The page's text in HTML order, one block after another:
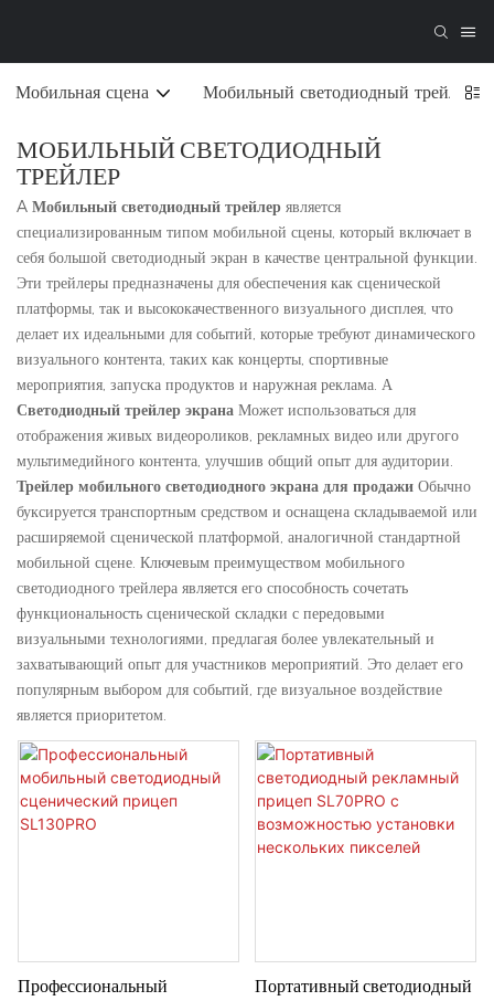
Мобильная сцена Мобильный светодиодный трейлер
МОБИЛЬНЫЙ СВЕТОДИОДНЫЙ
ТРЕЙЛЕР
A Мобильный светодиодный трейлер является
специализированным типом мобильной сцены, который включает в
себя большой светодиодный экран в качестве центральной функции.
Эти трейлеры предназначены для обеспечения как сценической
платформы, так и высококачественного визуального дисплея, что
делает их идеальными для событий, которые требуют динамического
визуального контента, таких как концерты, спортивные
мероприятия, запуска продуктов и наружная реклама. А
Светодиодный трейлер экрана Может использоваться для
отображения живых видеороликов, рекламных видео или другого
мультимедийного контента, улучшив общий опыт для аудитории.
Трейлер мобильного светодиодного экрана для продажи Обычно
буксируется транспортным средством и оснащена складываемой или
расширяемой сценической платформой, аналогичной стандартной
мобильной сцене. Ключевым преимуществом мобильного
светодиодного трейлера является его способность сочетать
функциональность сценической складки с передовыми
визуальными технологиями, предлагая более увлекательный и
захватывающий опыт для участников мероприятий. Это делает его
популярным выбором для событий, где визуальное воздействие
является приоритетом.
Профессиональный
Портативный светодиодный